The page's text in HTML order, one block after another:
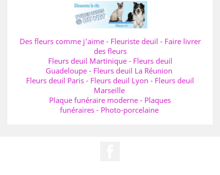
Des fleurs comme j'aime- Fleuriste deuil - Faire livrer
des fleurs
Fleurs deuil Martinique- Fleurs deuil
Guadeloupe - Fleurs deuil La Réunion
Fleurs deuil Paris - Fleurs deuil Lyon - Fleurs deuil
Marseille
Plaque funéraire moderne - Plaques
funéraires- Photo-porcelaine